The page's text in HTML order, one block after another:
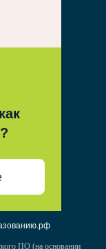
ПО (на основании